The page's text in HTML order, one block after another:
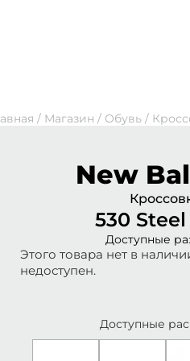
/ Магазин / Обувь/
New
530
Доступные
Этого товара нет в
недоступен.
Доступные